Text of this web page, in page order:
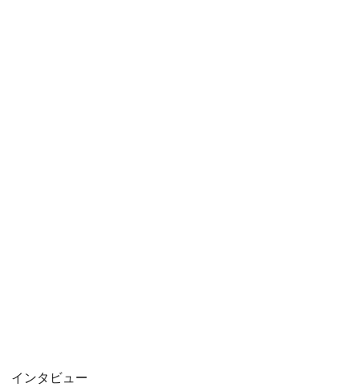
インタビュー